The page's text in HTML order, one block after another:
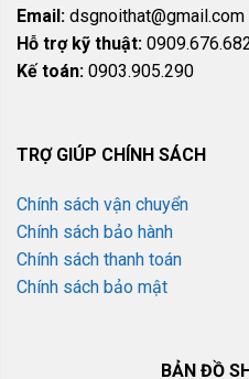
Email: dsgnoithat@gmail.com
Hỗ trợ kỹ thuật:
Kế toán: 0903.905.290
TRỢ GIÚP CHÍNH SÁCH
Chính sách vận chuyển
Chính sách bảo hành
Chính sách thanh toán
Chính sách bảo mật
BẢN ĐỒ